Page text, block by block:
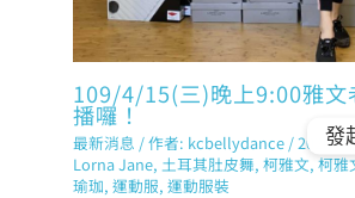
109/4/15(三)晚上9:00雅文
播囉！
最新消息 / 作者: kcbellydance /2020 年
Lorna Jane,土耳其肚皮舞,柯雅文,柯雅
瑜珈,運動服,運動服裝
發